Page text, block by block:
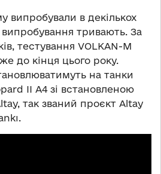
випробували в декількох
тривають. За
тестування VOLKAN-M
до кінця цього року.
на танки
II A4 зі встановленою
так званий проєкт Altay